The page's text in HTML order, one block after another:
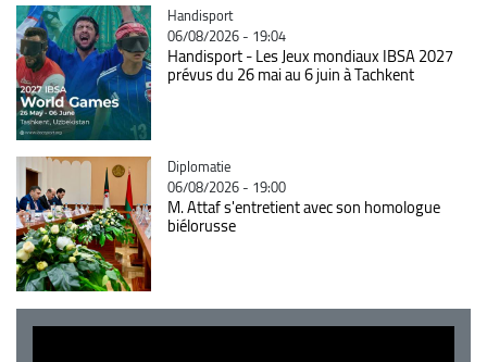
Catégorie
Handisport
06/08/2026 - 19:04
Handisport - Les Jeux mondiaux IBSA 2027
prévus du 26 mai au 6 juin à Tachkent
Catégorie
Diplomatie
06/08/2026 - 19:00
M. Attaf s'entretient avec son homologue
biélorusse